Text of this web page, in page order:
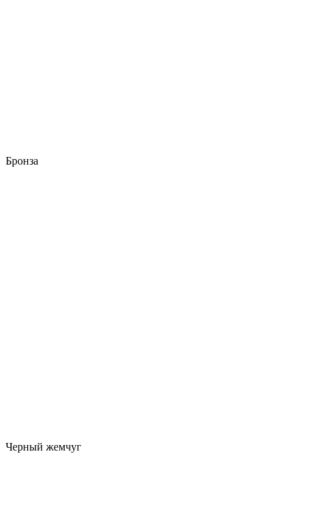
Бронза
Черный жемчуг